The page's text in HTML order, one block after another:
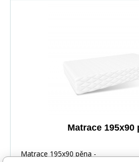
Matrace 195x90
Matrace 195x90 pěna -